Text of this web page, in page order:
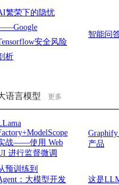
繁荣下的隐忧
安全风险
析
智能问
语言模型 更多
战——使用 Web
进行监督微调
产品
预训练到
：大模型开发
这是